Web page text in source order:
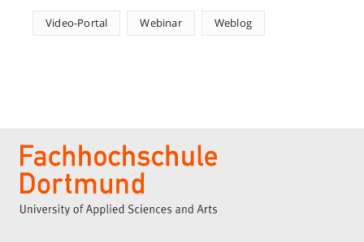
Video-Portal Webinar Weblog